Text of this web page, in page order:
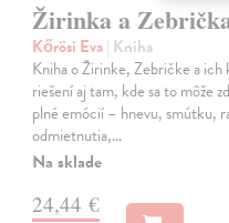
Žirinka a
Kőrösi Eva| Kniha
Kniha o Žirinke, Zebričke a ich
riešení aj tam, kde sa to môže
plné emócií – hnevu, smútku,
odmietnutia,…
Na sklade
24,44 €